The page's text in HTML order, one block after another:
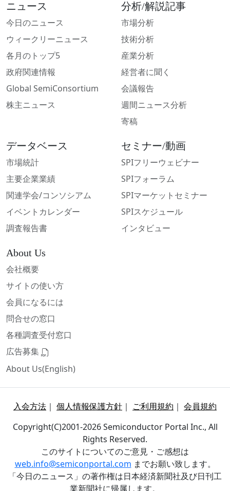
ニュース
今日のニュース
ウィークリーニュース
各月のトップ5
政府関連情報
Global SemiConsortium
株主ニュース
分析/解説記事
市場分析
技術分析
産業分析
経営者に聞く
会議報告
週間ニュース分析
寄稿
データベース
市場統計
主要企業業績
関連学会/コンソシアム
イベントカレンダー
調査報告書
セミナー/動画
SPIフリーウェビナー
SPIフォーラム
SPIマーケットセミナー
SPIスケジュール
インタビュー
About Us
会社概要
サイトの使い方
会員になるには
問合せの窓口
各種調査受付窓口
広告募集
About Us(English)
入会方法 ｜ 個人情報保護方針 ｜ ご利用規約 ｜ 会員規約
Copyright(C)2001-2026 Semiconductor Portal Inc., All
Rights Reserved.
このサイトについてのご意見・ご感想は
web.info@semiconportal.com までお願い致します。
「今日のニュース」の著作権は日本経済新聞社及び日刊工
業新聞社に帰属します。